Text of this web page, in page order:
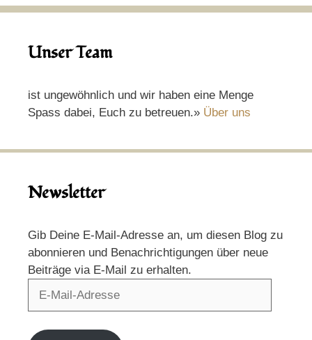
Unser Team
ist ungewöhnlich und wir haben eine Menge
Spass dabei, Euch zu betreuen.» Über uns
Newsletter
Gib Deine E-Mail-Adresse an, um diesen Blog zu
abonnieren und Benachrichtigungen über neue
Beiträge via E-Mail zu erhalten.